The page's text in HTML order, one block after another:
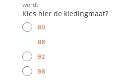
wordt
Kies hier de kledingmaat?
80
86
92
98